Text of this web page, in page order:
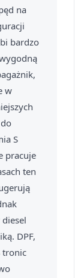
na
bardzo
w
S
pracuje
ten
DPF,
tronic